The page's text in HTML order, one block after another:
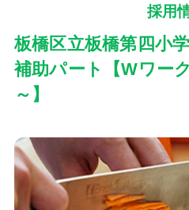
安心・安全への
会社情報
採用
板橋区立板橋第四小
補助パート【Wワー
～】